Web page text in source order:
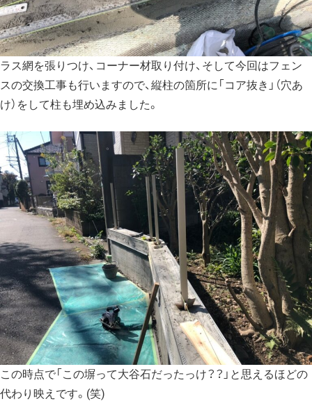
ラス網を張りつけ、コーナー材取り付け、そして今回はフェン
スの交換工事も行いますので、縦柱の箇所に「コア抜き」（穴あ
け）をして柱も埋め込みました。
この時点で「この塀って大谷石だったっけ？？」と思えるほどの
代わり映えです。(笑)